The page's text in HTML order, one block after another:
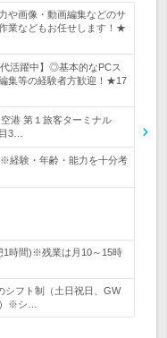
や画像・動画編集などのサ
業などもお任せします！★
活躍中】◎基本的なPCス
集等の経験者方歓迎！★17
港 第１旅客ターミナル
3…
経験・年齢・能力を十分考
1時間)※残業は月10～15時
シフト制（土日祝日、GW
※シ…